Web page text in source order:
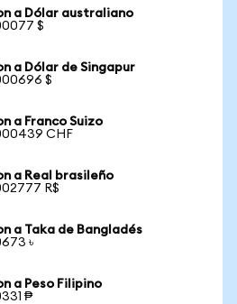
a Dólar australiano
$
a Dólar de Singapur
$
a Franco Suizo
CHF
a Real brasileño
R$
a Taka de Bangladés
৳
a Peso Filipino
₱